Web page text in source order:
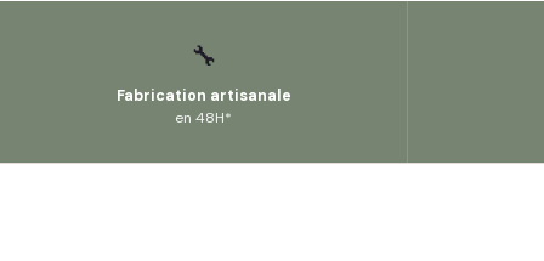
🔧
Fabrication artisanale
en 48H*